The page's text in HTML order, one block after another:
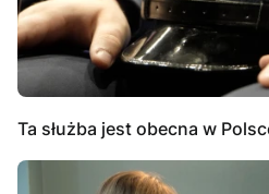
Ta służba jest obecna w